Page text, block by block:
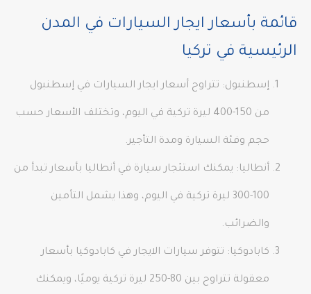
قائمة بأسعار ايجار السيارات في المدن
الرئيسية في تركيا
إسطنبول: تتراوح أسعار ايجار السيارات في إسطنبول
من 150-400 ليرة تركية في اليوم، وتختلف الأسعار حسب
حجم وفئة السيارة ومدة التأجير.
أنطاليا: يمكنك استئجار سيارة في أنطاليا بأسعار تبدأ من
100-300 ليرة تركية في اليوم، وهذا يشمل التأمين
والضرائب.
كابادوكيا: تتوفر سيارات الايجار في كابادوكيا بأسعار
معقولة تتراوح بين 80-250 ليرة تركية يوميًا، ويمكنك